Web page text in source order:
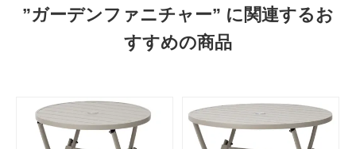
”ガーデンファニチャー” に関連するお
すすめの商品